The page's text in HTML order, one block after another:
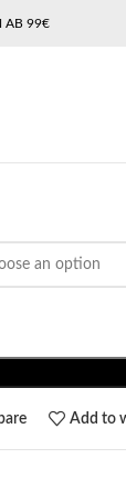
AB 99€
Add to